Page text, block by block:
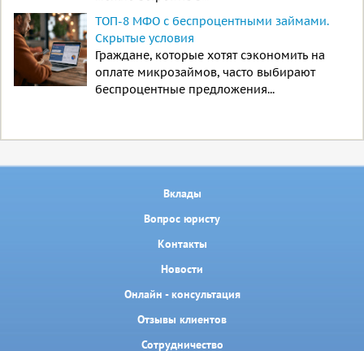
ТОП-8 МФО с беспроцентными займами.
Скрытые условия
Граждане, которые хотят сэкономить на
оплате микрозаймов, часто выбирают
беспроцентные предложения...
Вклады
Вопрос юристу
Контакты
Новости
Онлайн - консультация
Отзывы клиентов
Сотрудничество